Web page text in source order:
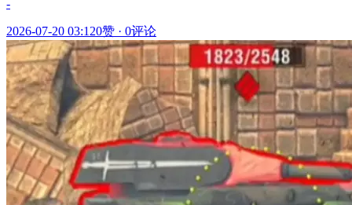
-
2026-07-20 03:120赞 · 0评论